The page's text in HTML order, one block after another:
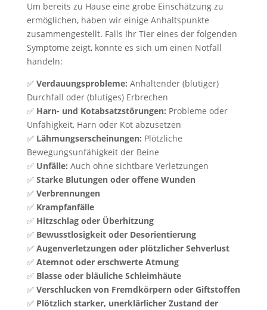
Um bereits zu Hause eine grobe Einschätzung zu
ermöglichen, haben wir einige Anhaltspunkte
zusammengestellt. Falls Ihr Tier eines der folgenden
Symptome zeigt, könnte es sich um einen Notfall
handeln:
✅ Verdauungsprobleme: Anhaltender (blutiger)
Durchfall oder (blutiges) Erbrechen
✅ Harn- und Kotabsatzstörungen: Probleme oder
Unfähigkeit, Harn oder Kot abzusetzen
✅ Lähmungserscheinungen: Plötzliche
Bewegungsunfähigkeit der Beine
✅ Unfälle: Auch ohne sichtbare Verletzungen
✅ Starke Blutungen oder offene Wunden
✅ Verbrennungen
✅ Krampfanfälle
✅ Hitzschlag oder Überhitzung
✅ Bewusstlosigkeit oder Desorientierung
✅ Augenverletzungen oder plötzlicher Sehverlust
✅ Atemnot oder erschwerte Atmung
✅ Blasse oder bläuliche Schleimhäute
✅ Verschlucken von Fremdkörpern oder Giftstoffen
✅ Plötzlich starker, unerklärlicher Zustand der